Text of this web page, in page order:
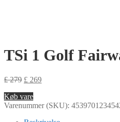
TSi 1 Golf
£279 £ 269
Køb vare
Varenummer (SKU):